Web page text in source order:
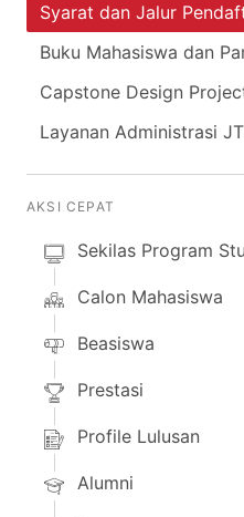
Syarat dan Jalur
Buku Mahasiswa dan
Capstone Design
Layanan Administrasi
AKSI CEPAT
Sekilas Program
Calon Mahasiswa
Beasiswa
Prestasi
Profile Lulusan
Alumni